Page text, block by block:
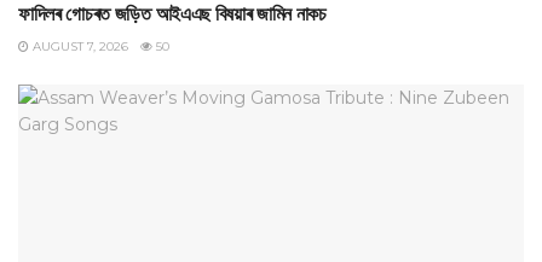
ফাদিলৰ গোচৰত জড়িত আইএএছ বিষয়াৰ জামিন নাকচ
AUGUST 7, 2026 50